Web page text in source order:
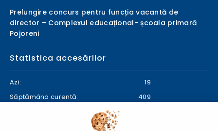
Prelungire concurs pentru funcția vacantă de
director – Complexul educațional- școala primară
Pojoreni
Statistica accesărilor
Azi:
19
Săptămâna curentă:
409